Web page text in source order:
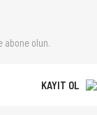
abone olun.
KAYIT OL